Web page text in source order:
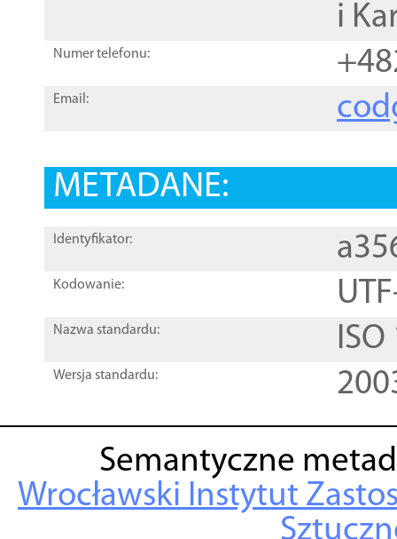
i
Numer telefonu:
Email:
METADANE:
Identyfikator:
Kodowanie:
Nazwa standardu:
Wersja standardu:
Semantyczne
Wrocławski Instytut